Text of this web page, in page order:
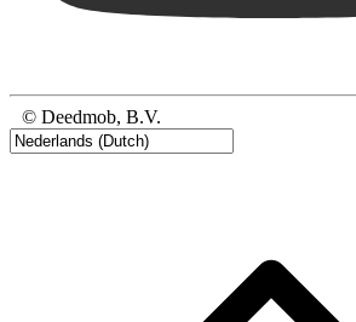
© Deedmob, B.V.